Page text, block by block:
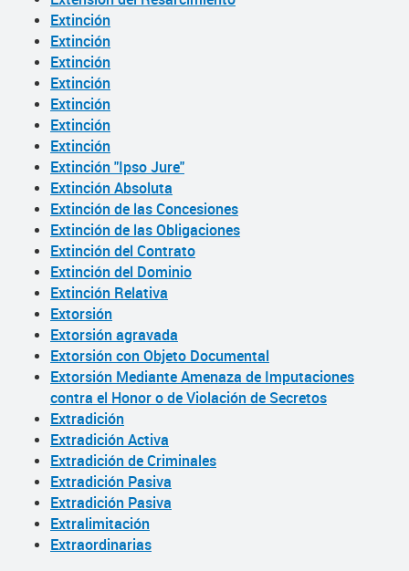
Extinción
Extinción
Extinción
Extinción
Extinción
Extinción
Extinción
Extinción "Ipso Jure"
Extinción Absoluta
Extinción de las Concesiones
Extinción de las Obligaciones
Extinción del Contrato
Extinción del Dominio
Extinción Relativa
Extorsión
Extorsión agravada
Extorsión con Objeto Documental
Extorsión Mediante Amenaza de Imputaciones
contra el Honor o de Violación de Secretos
Extradición
Extradición Activa
Extradición de Criminales
Extradición Pasiva
Extradición Pasiva
Extralimitación
Extraordinarias